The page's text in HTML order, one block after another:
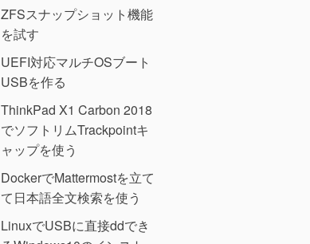
ZFSスナップショット機能
を試す
UEFI対応マルチOSブート
USBを作る
ThinkPad X1 Carbon 2018
でソフトリムTrackpointキ
ャップを使う
DockerでMattermostを立て
て日本語全文検索を使う
LinuxでUSBに直接ddでき